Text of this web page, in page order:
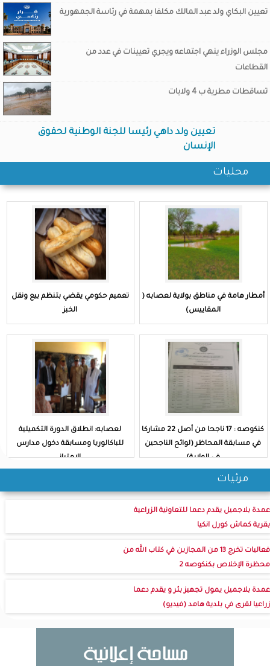
تعيين البكاي ولد عبد المالك مكلفا بمهمة في رئاسة الجمهورية
مجلس الوزراء ينهي اجتماعه ويجري تعيينات في عدد من
القطاعات
تساقطات مطرية ب 4 ولايات
تعيين ولد داهي رئيسا للجنة الوطنية لحقوق
الإنسان
محليات
أمطار هامة في مناطق بولاية لعصابه (
المقاييس)
تعميم حكومي يقضي بتنظم بيع ونقل
الخبز
كنكوصه : 17 ناجحا من أصل 22 مشاركا
في مسابقة المحاظر (لوائح الناجحين
في الولاية)
لعصابه: انطلاق الدورة التكميلية
للباكالوريا ومسابقة دخول مدارس
الامتياز
مرئيات
عمدة بلاجميل يقدم دعما للتعاونية الزراعية
بقرية كماش كورل انكيا
فعاليات تخرج 13 من المجازين في كتاب الله من
محظرة الإخلاص بكنكوصه 2
عمدة بلاجميل يمول تجهيز بئر و يقدم دعما
زراعيا لقرى في بلدية هامد (فيديو)